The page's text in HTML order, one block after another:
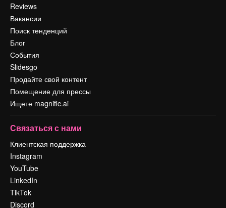
Reviews
Вакансии
Поиск тенденций
Блог
События
Slidesgo
Продайте свой контент
Помещение для прессы
Ищете magnific.ai
Связаться с нами
Клиентская поддержка
Instagram
YouTube
LinkedIn
TikTok
Discord